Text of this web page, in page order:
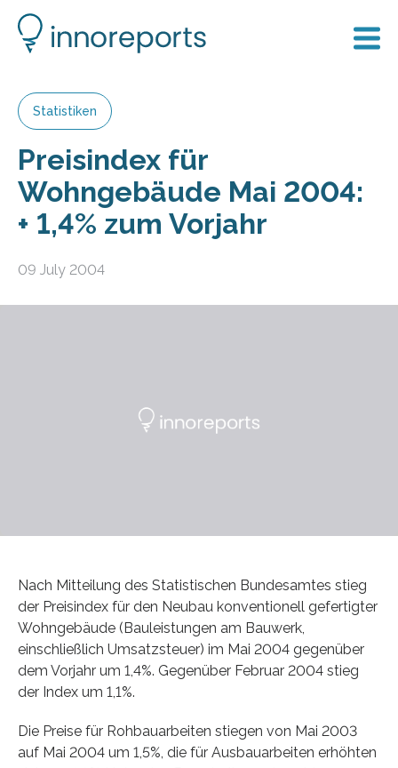
Statistiken
Preisindex für
Wohngebäude Mai 2004:
+ 1,4% zum Vorjahr
09 July 2004
Nach Mitteilung des Statistischen Bundesamtes stieg
der Preisindex für den Neubau konventionell gefertigter
Wohngebäude (Bauleistungen am Bauwerk,
einschließlich Umsatzsteuer) im Mai 2004 gegenüber
dem Vorjahr um 1,4%. Gegenüber Februar 2004 stieg
der Index um 1,1%.
Die Preise für Rohbauarbeiten stiegen von Mai 2003
auf Mai 2004 um 1,5%, die für Ausbauarbeiten erhöhten